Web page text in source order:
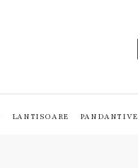
LANTISOARE PANDANTIVE